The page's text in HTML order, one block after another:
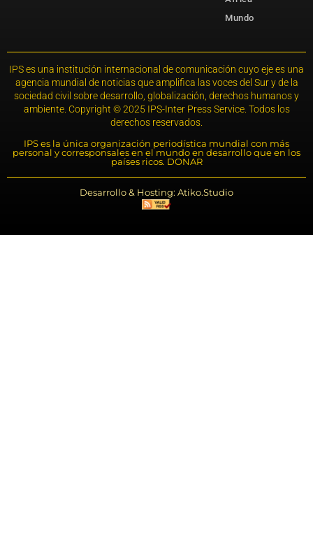
Mundo
IPS es una institución internacional de comunicación cuyo eje es una
agencia mundial de noticias que amplifica las voces del Sur y de la
sociedad civil sobre desarrollo, globalización, derechos humanos y
ambiente. Copyright © 2025 IPS-Inter Press Service. Todos los
derechos reservados.
IPS es la única organización periodística mundial con más
personal y corresponsales en el mundo en desarrollo que en los
países ricos. DONAR
Desarrollo & Hosting: Atiko.Studio